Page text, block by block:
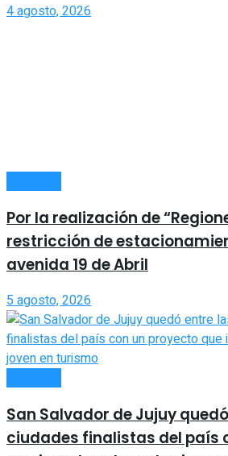
4 agosto, 2026
Por la realización de
restricción de
avenida 19 de Abril
5 agosto, 2026
San Salvador de Jujuy
ciudades finalistas del país